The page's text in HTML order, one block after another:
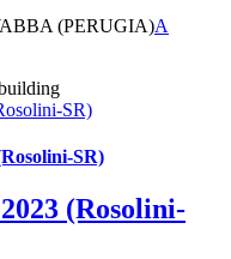
(PERUGIA)A
SR)
SR)
(Rosolini-